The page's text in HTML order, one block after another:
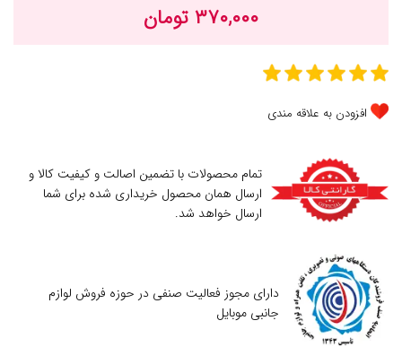
۳۷۰,۰۰۰ تومان
افزودن به علاقه مندی
تمام محصولات با تضمین اصالت و کیفیت کالا و
ارسال همان محصول خریداری شده برای شما
ارسال خواهد شد.
دارای مجوز فعالیت صنفی در حوزه فروش لوازم
جانبی موبایل